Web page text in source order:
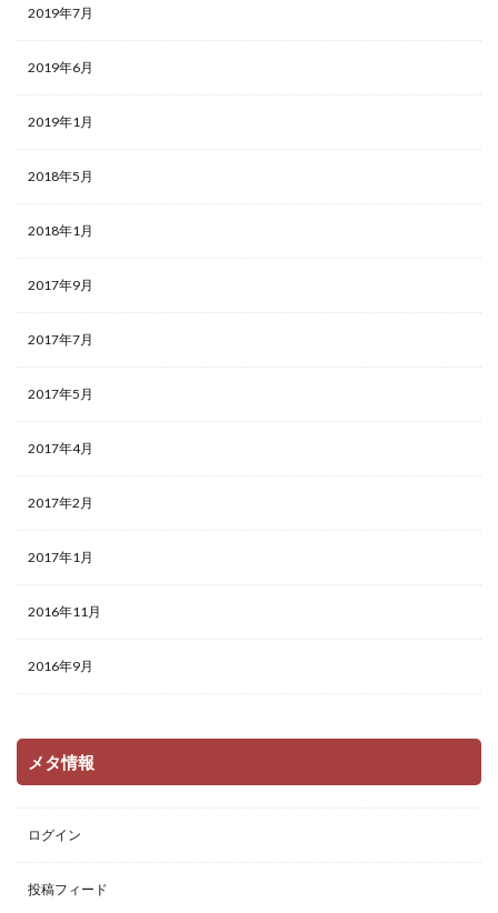
2019年7月
2019年6月
2019年1月
2018年5月
2018年1月
2017年9月
2017年7月
2017年5月
2017年4月
2017年2月
2017年1月
2016年11月
2016年9月
メタ情報
ログイン
投稿フィード